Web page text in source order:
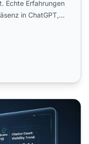
Echte Erfahrungen
in ChatGPT,